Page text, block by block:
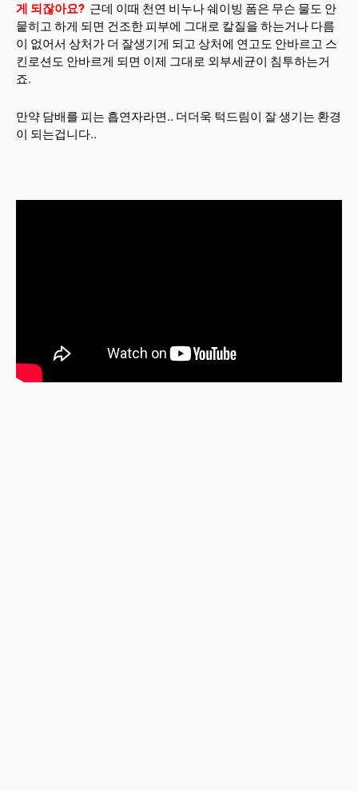
게 되잖아요? 근데 이때 천연 비누나 쉐이빙 폼은 무슨 물도 안
뭍히고 하게 되면 건조한 피부에 그대로 칼질을 하는거나 다름
이 없어서 상처가 더 잘생기게 되고 상처에 연고도 안바르고 스
킨로션도 안바르게 되면 이제 그대로 외부세균이 침투하는거
죠.
만약 담배를 피는 흡연자라면.. 더더욱 턱드림이 잘 생기는 환경
이 되는겁니다..